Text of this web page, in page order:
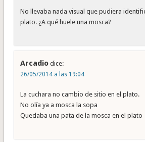
No llevaba nada visual que pudiera
plato. ¿A qué huele una mosca?
Arcadio dice:
26/05/2014 a las 19:04
La cuchara no cambio de sitio en el plato.
No olía ya a mosca la sopa
Quedaba una pata de la mosca en el plato